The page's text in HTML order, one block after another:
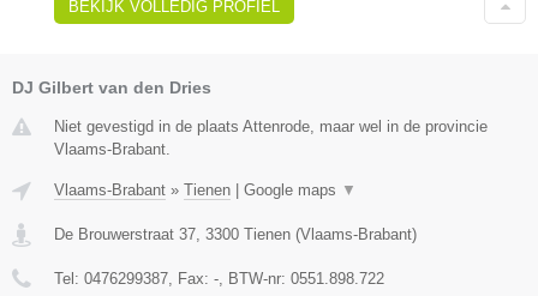
BEKIJK VOLLEDIG PROFIEL
DJ Gilbert van den Dries
Niet gevestigd in de plaats Attenrode, maar wel in de provincie
Vlaams-Brabant.
Vlaams-Brabant » Tienen | Google maps ▼
De Brouwerstraat 37 3300 Tienen (Vlaams-Brabant)
Tel: 0476299387 , Fax: - , BTW-nr: 0551.898.722